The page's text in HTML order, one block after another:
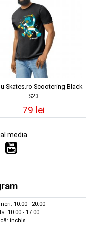
Skates.ro Scootering Black
S23
79 lei
media
10.00 - 20.00
10.00 - 17.00
închis